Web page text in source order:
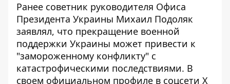
Ранее советник руководителя Офиса
Президента Украины Михаил Подоляк
заявлял, что прекращение военной
поддержки Украины может привести к
"замороженному конфликту" с
катастрофическими последствиями. В
своем официальном профиле в соцсети X